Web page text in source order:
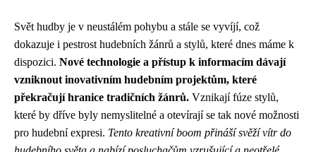
Svět hudby je v neustálém pohybu a stále se vyvíjí, což
dokazuje i pestrost hudebních žánrů a stylů, které dnes máme k
dispozici. Nové technologie a přístup k informacím dávají
vzniknout inovativním hudebním projektům, které
překračují hranice tradičních žánrů. Vznikají fúze stylů,
které by dříve byly nemyslitelné a otevírají se tak nové možnosti
pro hudební expresi. Tento kreativní boom přináší svěží vítr do